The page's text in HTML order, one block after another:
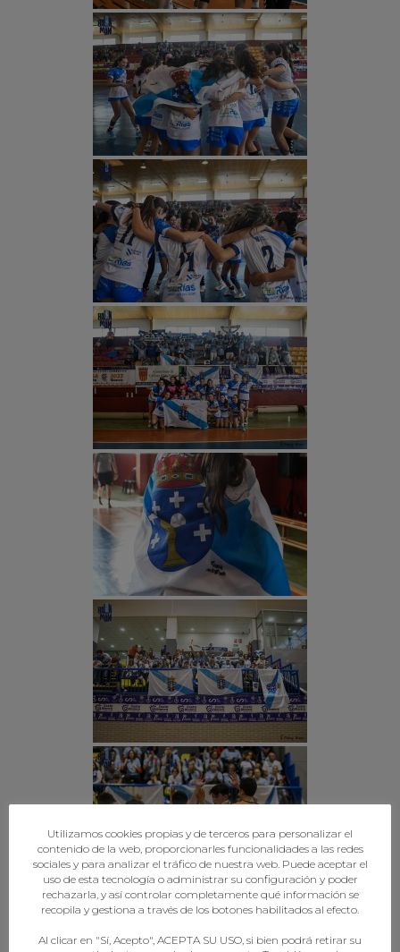
Utilizamos cookies propias y de terceros para personalizar el
contenido de la web, proporcionarles funcionalidades a las redes
sociales y para analizar el tráfico de nuestra web. Puede aceptar el
uso de esta tecnología o administrar su configuración y poder
rechazarla, y así controlar completamente qué información se
recopila y gestiona a través de los botones habilitados al efecto.
Al clicar en "Sí, Acepto", ACEPTA SU USO, si bien podrá retirar su